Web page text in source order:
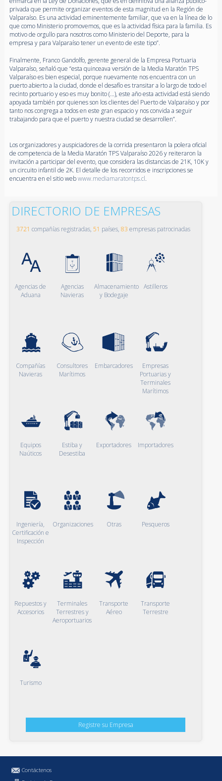
privada que permite organizar eventos de esta magnitud en la Región de
Valparaíso. Es una actividad eminentemente familiar, que va en la línea de lo
que como Ministerio promovemos, que es la actividad física para la familia. Es
motivo de orgullo para nosotros como Ministerio del Deporte, para la
empresa y para Valparaíso tener un evento de este tipo”.
Finalmente, Franco Gandolfo, gerente general de la Empresa Portuaria
Valparaíso, señaló que “esta quinceava versión de la Media Maratón TPS
Valparaíso es bien especial, porque nuevamente nos encuentra con un
puerto abierto a la ciudad, donde el desafío es transitar a lo largo de todo el
recinto portuario y eso es muy bonito (…), este año esta actividad está siendo
apoyada también por quienes son los clientes del Puerto de Valparaíso y por
tanto nos congrega a todos en este gran espacio y nos convida a seguir
trabajando para que el puerto y nuestra ciudad se desarrollen”.
Los organizadores y auspiciadores de la corrida presentaron la polera oficial
de competencia de la Media Maratón TPS Valparaíso 2026 y reiteraron la
invitación a participar del evento, que considera las distancias de 21K, 10K y
un circuito infantil de 2K. El detalle de los recorridos e inscripciones se
encuentra en el sitio webwww.mediamaratontps.cl.
DIRECTORIO DE EMPRESAS
3721 compañías registradas, 51 países, 83 empresas patrocinadas
Agencias de
Aduana
Agencias
Navieras
Almacenamiento
y Bodegaje
Astilleros
Compañías
Navieras
Consultores
Marítimos
Embarcadores
Empresas
Portuarias y
Terminales
Marítimos
Equipos
Naúticos
Estiba y
Desestiba
Exportadores Importadores
Ingeniería,
Certificación e
Inspección
Organizaciones Otras Pesqueros
Repuestos y
Accesorios
Terminales
Terrestres y
Aeroportuarios
Transporte
Aéreo
Transporte
Terrestre
Turismo
Registre su Empresa
Contáctenos